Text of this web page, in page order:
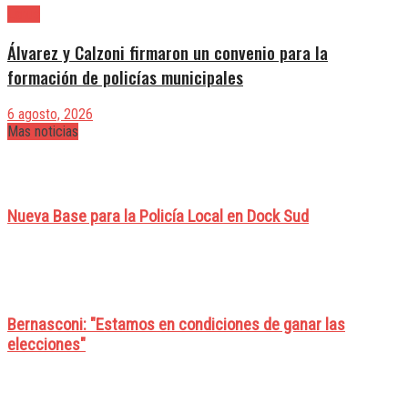
Álvarez y Calzoni firmaron un convenio para la
formación de policías municipales
6 agosto, 2026
Mas noticias
Nueva Base para la Policía Local en Dock Sud
Bernasconi: "Estamos en condiciones de ganar las
elecciones"